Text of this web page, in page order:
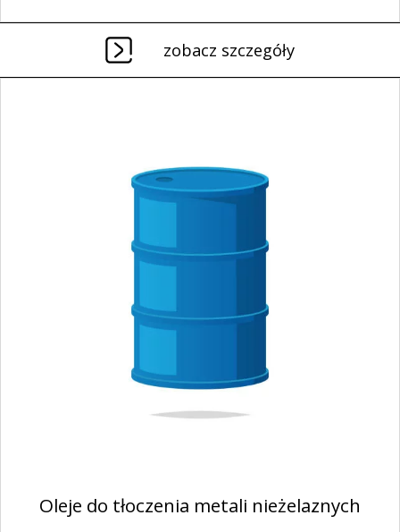
zobacz szczegóły
Oleje do tłoczenia metali nieżelaznych